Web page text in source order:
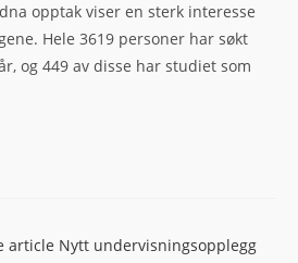
opptak viser en sterk interesse
Hele 3619 personer har søkt
og 449 av disse har studiet som